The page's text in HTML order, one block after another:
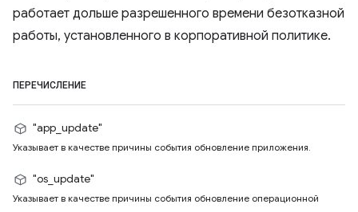
работает дольше разрешенного времени безотказной
работы, установленного в корпоративной политике.
ПЕРЕЧИСЛЕНИЕ
"app_update"
Указывает в качестве причины события обновление приложения.
"os_update"
Указывает в качестве причины события обновление операционной